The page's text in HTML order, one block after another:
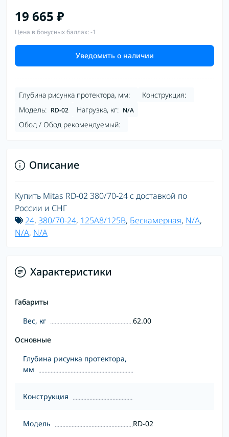
19 665 ₽
Цена в бонусных баллах: -1
Уведомить о наличии
Глубина рисунка протектора, мм:
Конструкция:
Модель: RD-02 Нагрузка, кг: N/A
Обод / Обод рекомендуемый:
Описание
Купить Mitas RD-02 380/70-24 с доставкой по
России и СНГ
24, 380/70-24, 125A8/125B, Бескамерная, N/A,
N/A, N/A
Характеристики
Габариты
Вес, кг
62.00
Основные
Глубина рисунка протектора,
мм
Конструкция
Модель RD-02